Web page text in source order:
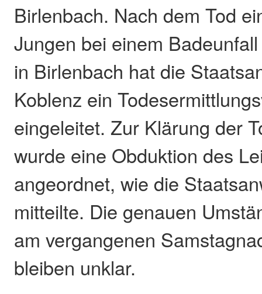
Birlenbach. Nach dem Tod
Jungen bei einem
in Birlenbach hat die
Koblenz ein
eingeleitet. Zur Klärung der
wurde eine Obduktion des
angeordnet, wie die
mitteilte. Die genauen
am vergangenen
bleiben unklar.